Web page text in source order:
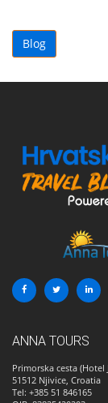
Blog
ANNA TOURS
Primorska cesta (Hotel
51512 Njivice, Croatia
Tel: +385 51 846165